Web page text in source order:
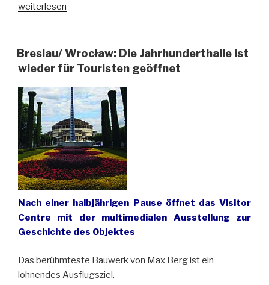
„Unbekannte
Schmolz/
Smolec“
weiterlesen
Breslau/ Wrocław: Die Jahrhunderthalle ist
wieder für Touristen geöffnet
Nach einer halbjährigen Pause öffnet das Visitor
Centre mit der multimedialen Ausstellung zur
Geschichte des Objektes
Das berühmteste Bauwerk von Max Berg ist ein
lohnendes Ausflugsziel.